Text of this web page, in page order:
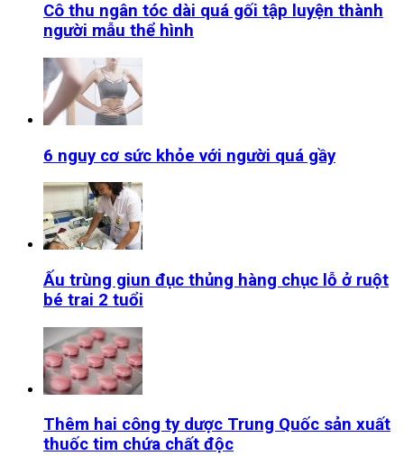
Cô thu ngân tóc dài quá gối tập luyện thành
người mẫu thể hình
6 nguy cơ sức khỏe với người quá gầy
Ấu trùng giun đục thủng hàng chục lỗ ở ruột
bé trai 2 tuổi
Thêm hai công ty dược Trung Quốc sản xuất
thuốc tim chứa chất độc